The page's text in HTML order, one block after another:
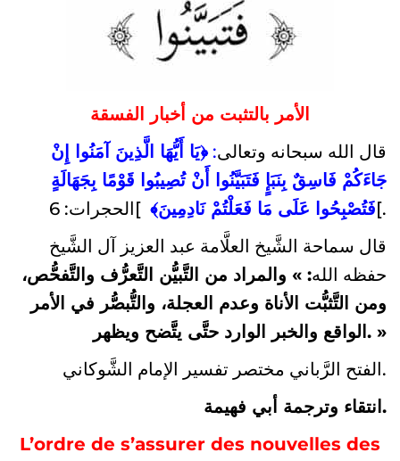
الأمر بالتثبت من أخبار الفسقة
قال الله سبحانه وتعالى:﴿يَا أَيُّهَا الَّذِينَ آمَنُوا إِنْ
جَاءَكُمْ فَاسِقٌ بِنَبَإٍ فَتَبَيَّنُوا أَنْ تُصِيبُوا قَوْمًا بِجَهَالَةٍ
فَتُصْبِحُوا عَلَى مَا فَعَلْتُمْ نَادِمِينَ﴾
]الحجرات: 6[.
قال سماحة الشَّيخ العلَّامة عبد العزيز آل الشَّيخ
حفظه الله: » والمراد من التَّبيُّن التَّعرُّف والتَّفحُّص،
ومن التَّثبُّت الأناة وعدم العجلة، والتُّبصُّر في الأمر
الواقع والخبر الوارد حتَّى يتَّضح ويظهر. »
الفتح الرَّباني مختصر تفسير الإمام الشَّوكاني.
انتقاء وترجمة أبي فهيمة.
L’ordre de s’assurer des nouvelles des